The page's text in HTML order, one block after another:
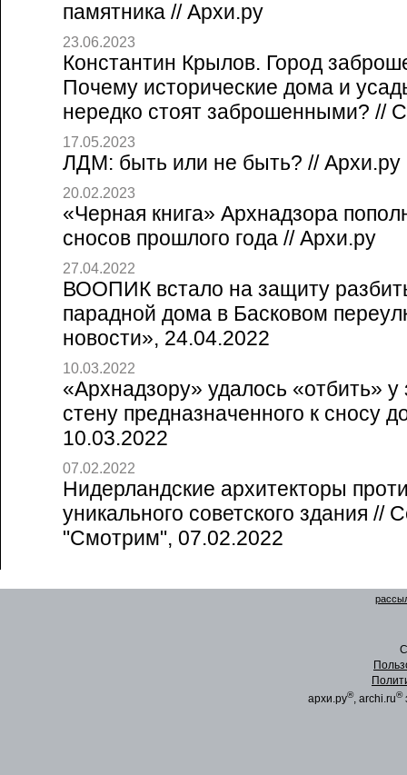
памятника // Архи.ру
23.06.2023
Константин Крылов. Город
Почему исторические дома и
нередко стоят заброшенными? //
17.05.2023
ЛДМ: быть или не быть? // Архи.ру
20.02.2023
«Черная книга» Архнадзора
сносов прошлого года // Архи.ру
27.04.2022
ВООПИК встало на защиту
парадной дома в Басковом
новости», 24.04.2022
10.03.2022
«Архнадзору» удалось «отбить»
стену предназначенного к сносу
10.03.2022
07.02.2022
Нидерландские архитекторы
уникального советского здания //
"Смотрим", 07.02.2022
архи.ру®, archi.ru®